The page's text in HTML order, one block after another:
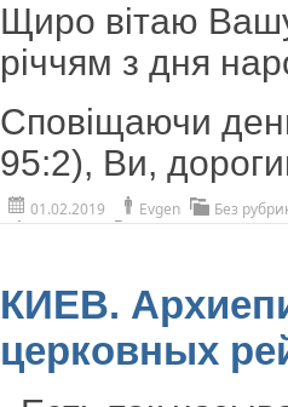
Щиро вітаю
річчям з дня
Сповіщаючи
95:2), Ви,
01.02.2019 Evgen Без
КИЕВ.
церковных